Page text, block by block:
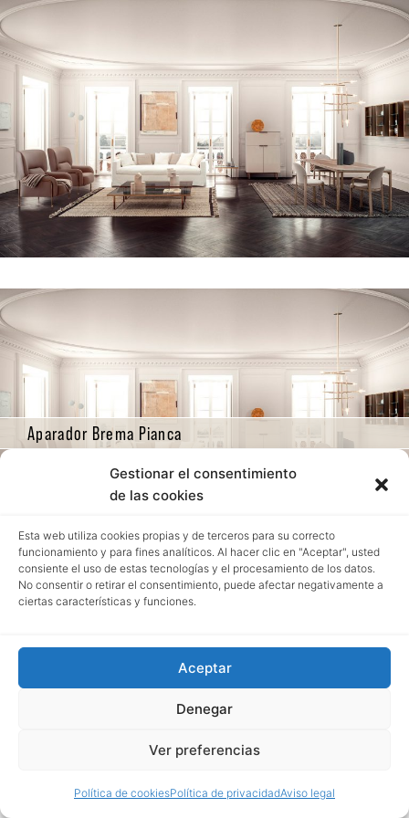
Gestionar el consentimiento
de las cookies
Esta web utiliza cookies propias y de terceros para su correcto
funcionamiento y para fines analíticos. Al hacer clic en "Aceptar", usted
consiente el uso de estas tecnologías y el procesamiento de los datos.
No consentir o retirar el consentimiento, puede afectar negativamente a
ciertas características y funciones.
Aceptar
Denegar
Ver preferencias
Política de cookiesPolítica de privacidadAviso legal
Aparador Brema Pianca